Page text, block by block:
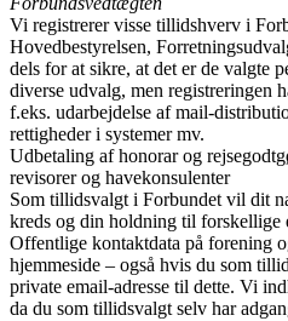
Vi registrerer visse tillidshverv i
Hovedbestyrelsen,
dels for at sikre, at det er de valgte
diverse udvalg, men registreringen
f.eks. udarbejdelse af mail-
rettigheder i systemer mv.
Udbetaling af honorar og
revisorer og havekonsulenter
Som tillidsvalgt i Forbundet vil dit
kreds og din holdning til forskellige
Offentlige kontaktdata på forening
hjemmeside – også hvis du som
private email-adresse til dette. Vi
da du som tillidsvalgt selv har